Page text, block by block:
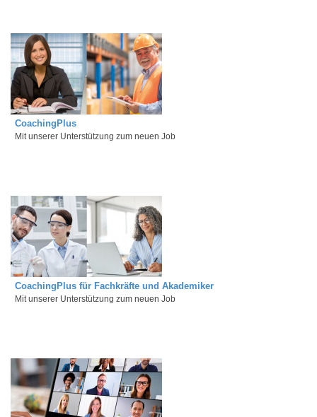
CoachingPlus
Mit unserer Unterstützung zum neuen Job
CoachingPlus für Fachkräfte und Akademiker
Mit unserer Unterstützung zum neuen Job